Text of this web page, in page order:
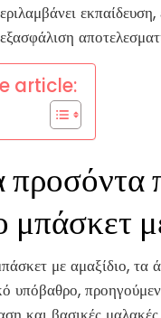
article:
προσόντα
μπάσκετ
με αμαξίδιο,
υπόβαθρο,